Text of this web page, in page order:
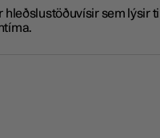
hleðslustöðuvísir sem lýsir